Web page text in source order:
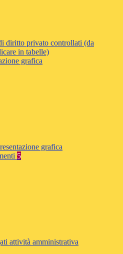
diritto privato controllati (da
in tabelle)
grafica
grafica
5
attività amministrativa